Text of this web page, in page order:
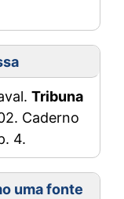
Tribuna
Caderno
4.
uma fonte